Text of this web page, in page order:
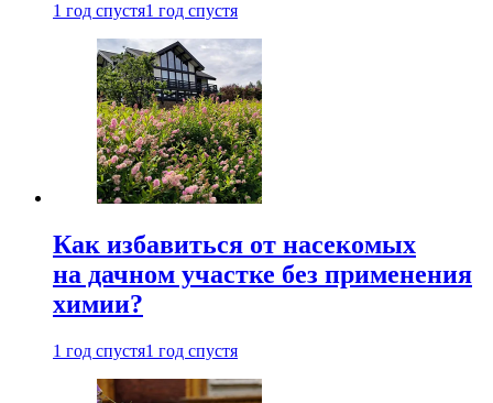
1 год спустя1 год спустя
Как избавиться от насекомых
на дачном участке без применения
химии?
1 год спустя1 год спустя